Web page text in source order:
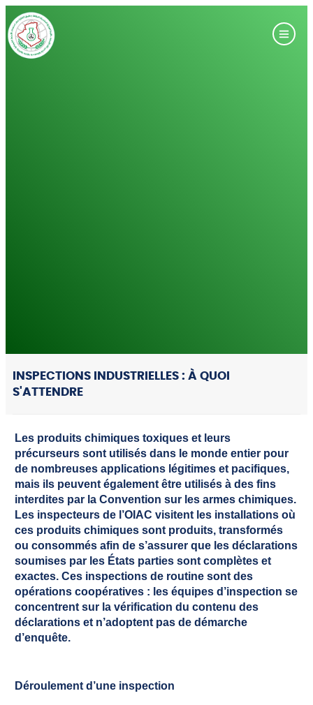
INSPECTIONS INDUSTRIELLES : À QUOI
S'ATTENDRE
Les produits chimiques toxiques et leurs
précurseurs sont utilisés dans le monde entier pour
de nombreuses applications légitimes et pacifiques,
mais ils peuvent également être utilisés à des fins
interdites par la Convention sur les armes chimiques.
Les inspecteurs de l’OIAC visitent les installations où
ces produits chimiques sont produits, transformés
ou consommés afin de s’assurer que les déclarations
soumises par les États parties sont complètes et
exactes. Ces inspections de routine sont des
opérations coopératives : les équipes d’inspection se
concentrent sur la vérification du contenu des
déclarations et n’adoptent pas de démarche
d’enquête.
Déroulement d’une inspection